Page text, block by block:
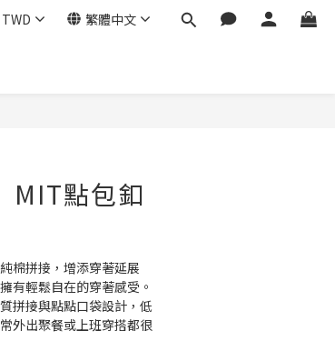
TWD 繁體中文
MIT點包釦
棉拼接，增添穿著延展
有輕鬆自在的穿著感受。
拼接與點點口袋設計，低
外出聚餐或上班穿搭都很